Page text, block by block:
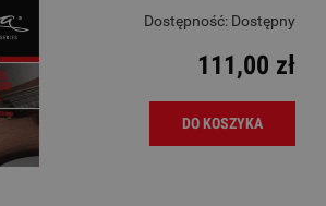
Dostępność: Dostępny
111,00 zł
DO KOSZYKA